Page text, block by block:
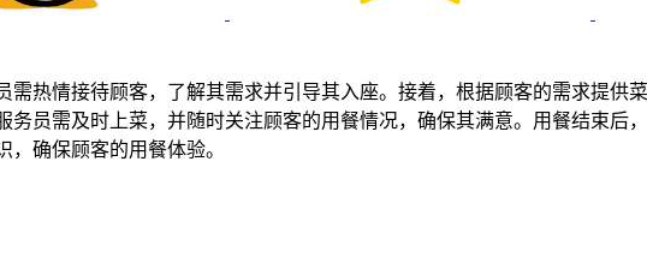
热情接待顾客，了解其需求并引导其入座。接着，根据顾客的需求提供
员需及时上菜，并随时关注顾客的用餐情况，确保其满意。用餐结束后
确保顾客的用餐体验。